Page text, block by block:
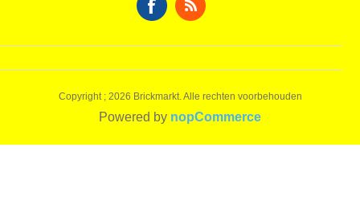
Copyright ; 2026 Brickmarkt. Alle rechten voorbehouden
Powered by nopCommerce